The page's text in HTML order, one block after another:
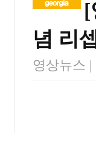
[
념 리
영상뉴스 |